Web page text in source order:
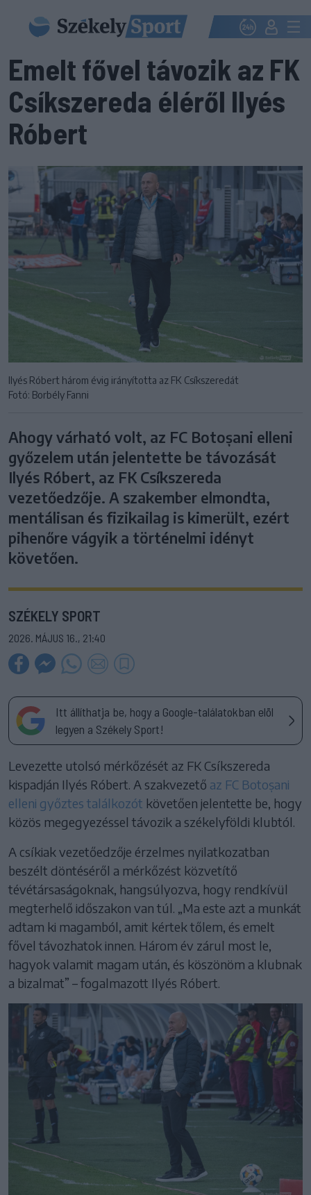
Emelt fővel távozik az FK
Csíkszereda éléről Ilyés
Róbert
Ilyés Róbert három évig irányította az FK Csíkszeredát
Fotó: Borbély Fanni
Ahogy várható volt, az FC Botoșani elleni
győzelem után jelentette be távozását
Ilyés Róbert, az FK Csíkszereda
vezetőedzője. A szakember elmondta,
mentálisan és fizikailag is kimerült, ezért
pihenőre vágyik a történelmi idényt
követően.
SZÉKELY SPORT
2026. MÁJUS 16., 21:40
Itt állíthatja be, hogy a Google-találatokban elöl
legyen a Székely Sport!
Levezette utolsó mérkőzését az FK Csíkszereda
kispadján Ilyés Róbert. A szakvezető az FC Botoșani
elleni győztes találkozót követően jelentette be, hogy
közös megegyezéssel távozik a székelyföldi klubtól.
A csíkiak vezetőedzője érzelmes nyilatkozatban
beszélt döntéséről a mérkőzést közvetítő
tévétársaságoknak, hangsúlyozva, hogy rendkívül
megterhelő időszakon van túl. „Ma este azt a munkát
adtam ki magamból, amit kértek tőlem, és emelt
fővel távozhatok innen. Három év zárul most le,
hagyok valamit magam után, és köszönöm a klubnak
a bizalmat” – fogalmazott Ilyés Róbert.